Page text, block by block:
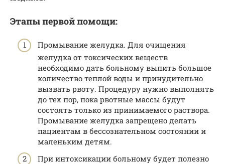
Этапы первой помощи:
Промывание желудка. Для очищения
желудка от токсических веществ
необходимо дать больному выпить большое
количество теплой воды и принудительно
вызвать рвоту. Процедуру нужно выполнять
до тех пор, пока рвотные массы будут
состоять только из принимаемого раствора.
Промывание желудка запрещено делать
пациентам в бессознательном состоянии и
маленьким детям.
При интоксикации больному будет полезно